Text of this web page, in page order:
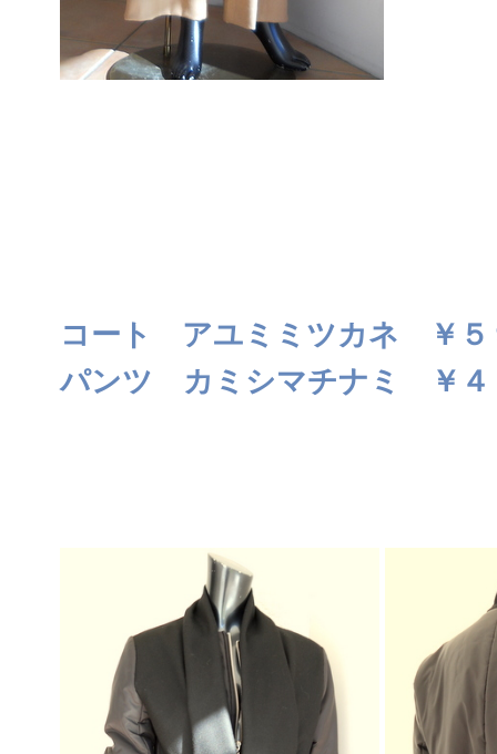
コート アユミミツカネ ￥５
パンツ カミシマチナミ ￥４